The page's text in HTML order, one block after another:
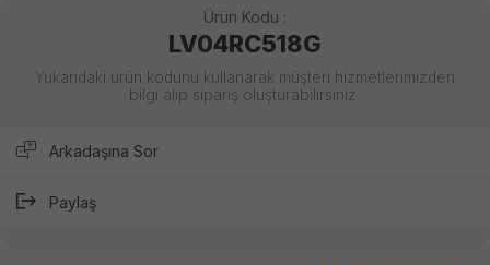
Ürün Kodu :
LV04RC518G
Yukarıdaki ürün kodunu kullanarak müşteri hizmetlerimizden
bilgi alıp sipariş oluşturabilirsiniz.
Arkadaşına Sor
Paylaş